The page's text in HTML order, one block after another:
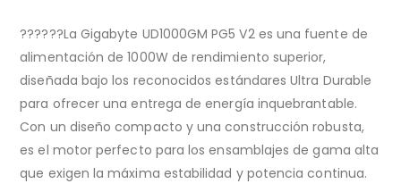
??????La Gigabyte UD1000GM PG5 V2 es una fuente de
alimentación de 1000W de rendimiento superior,
diseñada bajo los reconocidos estándares Ultra Durable
para ofrecer una entrega de energía inquebrantable.
Con un diseño compacto y una construcción robusta,
es el motor perfecto para los ensamblajes de gama alta
que exigen la máxima estabilidad y potencia continua.